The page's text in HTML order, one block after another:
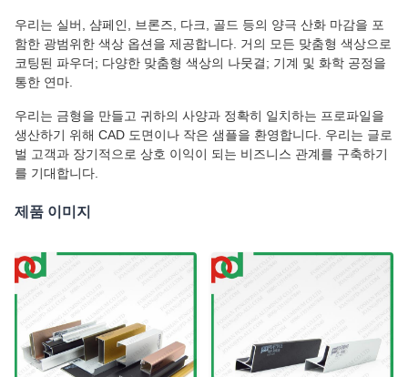
우리는 실버, 샴페인, 브론즈, 다크, 골드 등의 양극 산화 마감을 포
함한 광범위한 색상 옵션을 제공합니다. 거의 모든 맞춤형 색상으로
코팅된 파우더; 다양한 맞춤형 색상의 나뭇결; 기계 및 화학 공정을
통한 연마.
우리는 금형을 만들고 귀하의 사양과 정확히 일치하는 프로파일을
생산하기 위해 CAD 도면이나 작은 샘플을 환영합니다. 우리는 글로
벌 고객과 장기적으로 상호 이익이 되는 비즈니스 관계를 구축하기
를 기대합니다.
제품 이미지